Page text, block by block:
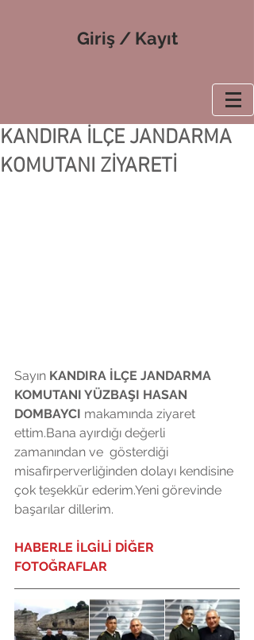
Giriş / Kayıt
KANDIRA İLÇE JANDARMA
KOMUTANI ZİYARETİ
Sayın KANDIRA İLÇE JANDARMA
KOMUTANI YÜZBAŞI HASAN
DOMBAYCI makamında ziyaret
ettim.Bana ayırdığı değerli
zamanından ve  gösterdiği
misafirperverliğinden dolayı kendisine
çok teşekkür ederim.Yeni görevinde
başarılar dillerim.
HABERLE İLGİLİ DİĞER
FOTOĞRAFLAR